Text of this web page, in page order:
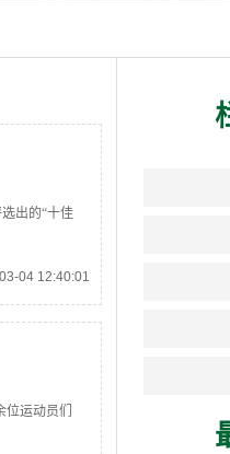
出的“十佳
04 12:40:01
运动员们